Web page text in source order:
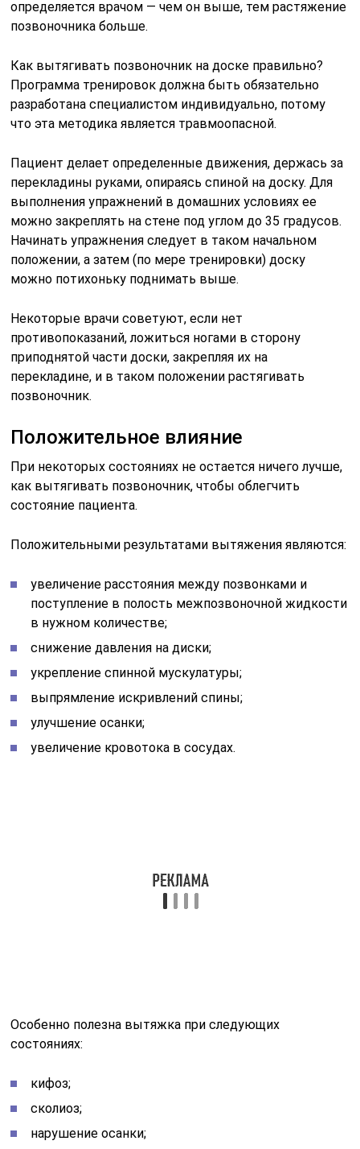
определяется врачом — чем он выше, тем растяжение
позвоночника больше.
Как вытягивать позвоночник на доске правильно?
Программа тренировок должна быть обязательно
разработана специалистом индивидуально, потому
что эта методика является травмоопасной.
Пациент делает определенные движения, держась за
перекладины руками, опираясь спиной на доску. Для
выполнения упражнений в домашних условиях ее
можно закреплять на стене под углом до 35 градусов.
Начинать упражнения следует в таком начальном
положении, а затем (по мере тренировки) доску
можно потихоньку поднимать выше.
Некоторые врачи советуют, если нет
противопоказаний, ложиться ногами в сторону
приподнятой части доски, закрепляя их на
перекладине, и в таком положении растягивать
позвоночник.
Положительное влияние
При некоторых состояниях не остается ничего лучше,
как вытягивать позвоночник, чтобы облегчить
состояние пациента.
Положительными результатами вытяжения являются:
увеличение расстояния между позвонками и
поступление в полость межпозвоночной жидкости
в нужном количестве;
снижение давления на диски;
укрепление спинной мускулатуры;
выпрямление искривлений спины;
улучшение осанки;
увеличение кровотока в сосудах.
Особенно полезна вытяжка при следующих
состояниях:
кифоз;
сколиоз;
нарушение осанки;